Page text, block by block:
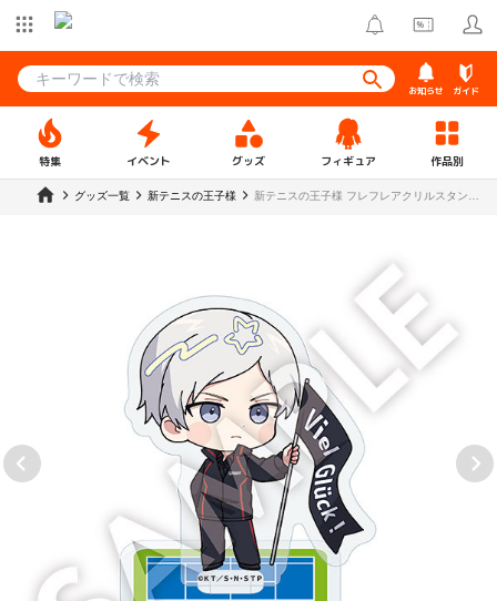
お知らせ ガイド
特集 イベント グッズ フィギュア 作品別
グッズ一覧 新テニスの王子様
新テニスの王子様 フレフレアクリルスタンド